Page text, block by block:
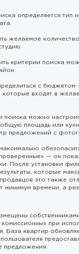
определяется тип
желаемое
критерии поиска
с бюджетом
которые входят в
можно
общую площадь или
предложений с
— он
После установки
которые
это также
минимум времени, а
при
База квартир
предложения.